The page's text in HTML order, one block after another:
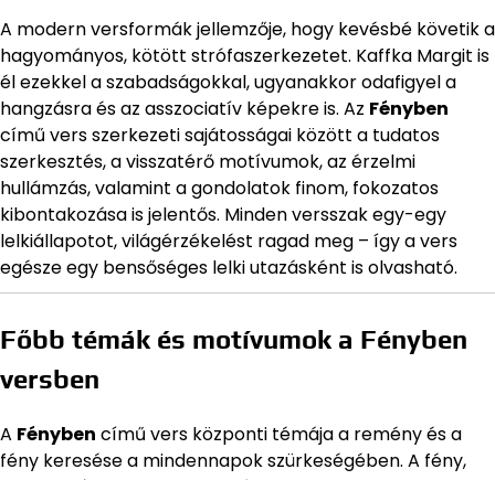
A modern versformák jellemzője, hogy kevésbé követik a
hagyományos, kötött strófaszerkezetet. Kaffka Margit is
él ezekkel a szabadságokkal, ugyanakkor odafigyel a
hangzásra és az asszociatív képekre is. Az Fényben
című vers szerkezeti sajátosságai között a tudatos
szerkesztés, a visszatérő motívumok, az érzelmi
hullámzás, valamint a gondolatok finom, fokozatos
kibontakozása is jelentős. Minden versszak egy-egy
lelkiállapotot, világérzékelést ragad meg – így a vers
egésze egy bensőséges lelki utazásként is olvasható.
Főbb témák és motívumok a Fényben
versben
A Fényben című vers központi témája a remény és a
fény keresése a mindennapok szürkeségében. A fény,